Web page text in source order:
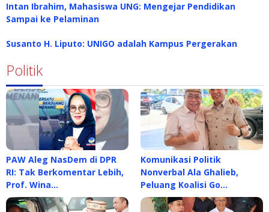
Intan Ibrahim, Mahasiswa UNG: Mengejar Pendidikan
Sampai ke Pelaminan
Susanto H. Liputo: UNIGO adalah Kampus Pergerakan
Politik
PAW Aleg NasDem di DPR
RI: Tak Berkomentar Lebih,
Prof. Wina…
Komunikasi Politik
Nonverbal Ala Ghalieb,
Peluang Koalisi Go…